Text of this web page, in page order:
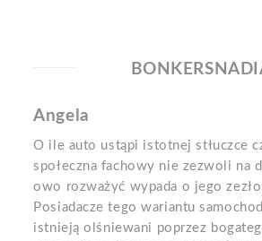
Angela
O ile auto ustąpi istotnej stłuczce
społeczna fachowy nie zezwoli na
owo rozważyć wypada o jego
Posiadacze tego wariantu
istnieją olśniewani poprzez